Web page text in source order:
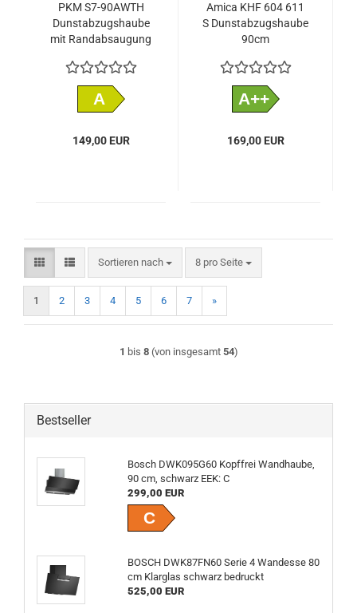
PKM S7-90AWTH
Dunstabzugshaube
mit Randabsaugung
90 cm
A
149,00 EUR
Amica KHF 604 611
S Dunstabzugshaube
90cm
A++
169,00 EUR
Sortieren nach
Sortieren nach 8 pro Seite
pro Seite
1 2 3 4 5 6 7 »
1 bis 8(von insgesamt 54)
Bestseller
Bosch DWK095G60 Kopf­frei Wandhaube,
90 cm, schwarz EEK: C
299,00 EUR
C
BOSCH DWK87FN60 Serie 4 Wandesse 80
cm Klarglas schwarz bedruckt
525,00 EUR